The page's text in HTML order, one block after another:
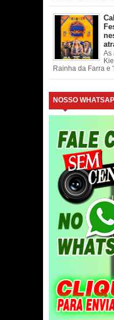
As
Rainha da Farra e
NOSSO